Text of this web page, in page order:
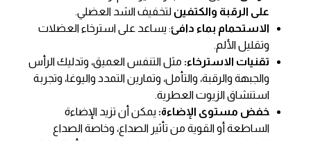
على الرقبة والكتفين لتخفيف الشد العضلي.
الاستحمام بماء دافئ: يساعد على استرخاء العضلات
وتقليل الألم.
تقنيات الاسترخاء: مثل التنفس العميق، وتدليك الرأس
والجبهة والرقبة، والتأمل، وتمارين التمدد واليوغا، وتجربة
استنشاق الزيوت العطرية.
خفض مستوى الإضاءة: يمكن أن تزيد الإضاءة
الساطعة أو القوية من تأثير الصداع، وخاصة الصداع